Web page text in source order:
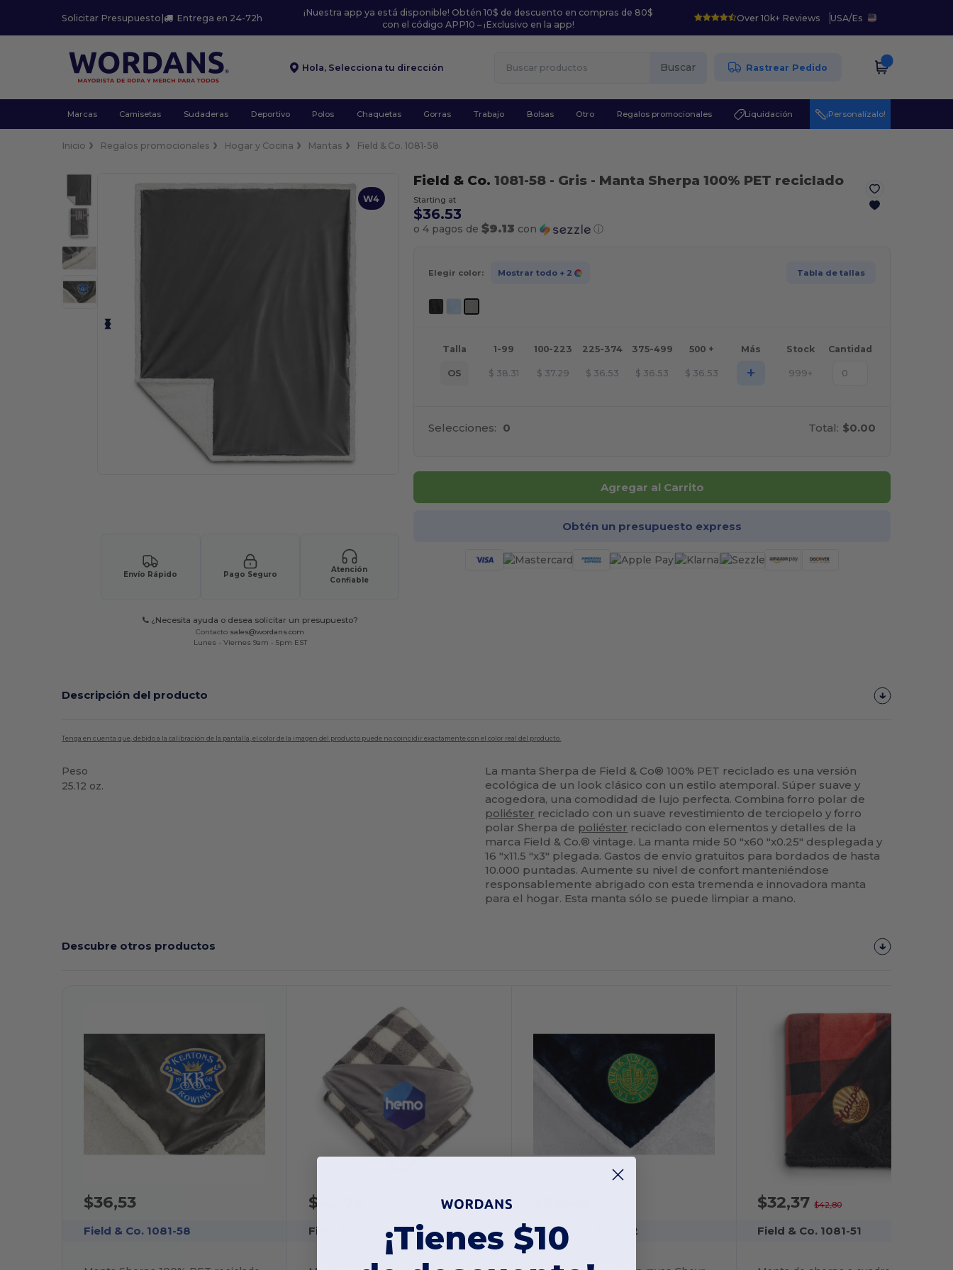
Solicitar Presupuesto | Entrega en 24-72h
¡Nuestra app ya está disponible! Obtén 10$ de descuento en compras de 80$
con el código APP10 – ¡Exclusivo en la app!
Over 10k+ Reviews USA/Es
Hola, Selecciona tu dirección Buscar Rastrear Pedido
Marcas Camisetas Sudaderas Deportivo Polos Chaquetas Gorras Trabajo Bolsas Otro Regalos promocionales Liquidación ¡Personalízalo!
Inicio Regalos promocionales Hogar y Cocina Mantas Field & Co. 1081-58
W4
Envío Rápido Pago Seguro
Atención
Confiable
¿Necesita ayuda o desea solicitar un presupuesto?
Contacto sales@wordans.com
Lunes - Viernes 9am - 5pm EST
Field & Co. 1081-58 - Gris- Manta Sherpa 100% PET reciclado
Starting at
$36.53
o 4 pagos de $9.13 con ⓘ
Elegir color: Mostrar todo + 2 Tabla de tallas
Talla 1-99 100-223 225-374 375-499 500 + Más Stock Cantidad
OS $ 38.31 $ 37.29 $ 36.53 $ 36.53 $ 36.53 + 999+
Selecciones: 0 Total: $0.00
Agregar al Carrito
Obtén un presupuesto express
Descripción del producto
Tenga en cuenta que, debido a la calibración de la pantalla, el color de la imagen del producto puede no coincidir exactamente con el color real del producto.
Peso
25.12 oz.
La manta Sherpa de Field & Co® 100% PET reciclado es una versión
ecológica de un look clásico con un estilo atemporal. Súper suave y
acogedora, una comodidad de lujo perfecta. Combina forro polar de
poliéster reciclado con un suave revestimiento de terciopelo y forro
polar Sherpa de poliéster reciclado con elementos y detalles de la
marca Field & Co.® vintage. La manta mide 50 "x60 "x0.25" desplegada y
16 "x11.5 "x3" plegada. Gastos de envío gratuitos para bordados de hasta
10.000 puntadas. Aumente su nivel de confort manteniéndose
responsablemente abrigado con esta tremenda e innovadora manta
para el hogar. Esta manta sólo se puede limpiar a mano.
Descubre otros productos
$36,53
Field & Co. 1081-58
$42,78 -8%
Field & Co. 1081-52 Field & Co. 1081-12
$32,37$42,80
Field & Co. 1081-51
¡Tienes $10